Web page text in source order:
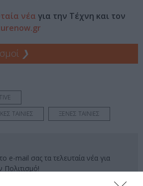
νέα για την Τέχνη και τον
❯
ΤΑΙΝΙΕΣ
ΞΕΝΕΣ ΤΑΙΝΙΕΣ
e-mail σας τα τελευταία νέα για
Πολιτισμό!